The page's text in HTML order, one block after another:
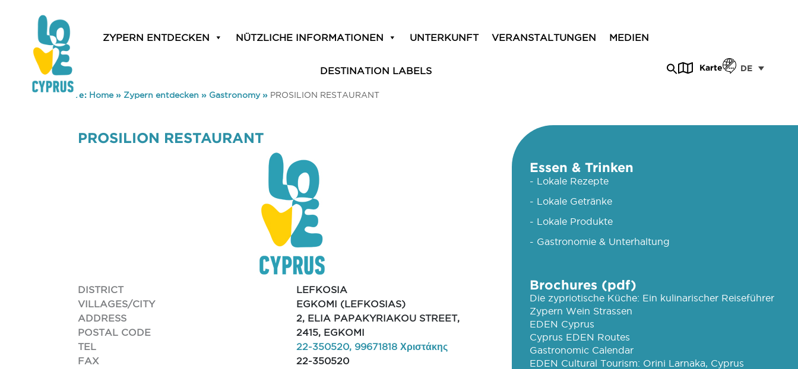
ZYPERN ENTDECKEN NÜTZLICHE INFORMATIONEN UNTERKUNFT VERANSTALTUNGEN MEDIEN
DESTINATION LABELS Karte DE
You are here: Home» Zypern entdecken » Gastronomy» PROSILION RESTAURANT
PROSILION RESTAURANT
DISTRICT
LEFKOSIA
VILLAGES/CITY
EGKOMI (LEFKOSIAS)
ADDRESS
2, ELIA PAPAKYRIAKOU STREET,
POSTAL CODE
2415, EGKOMI
TEL
22-350520, 99671818 Χριστάκης
FAX
22-350520
Essen & Trinken
- Lokale Rezepte
- Lokale Getränke
- Lokale Produkte
- Gastronomie & Unterhaltung
Brochures (pdf)
Die zypriotische Küche: Ein kulinarischer Reiseführer
Zypern Wein Strassen
EDEN Cyprus
Cyprus EDEN Routes
Gastronomic Calendar
EDEN Cultural Tourism: Orini Larnaka, Cyprus